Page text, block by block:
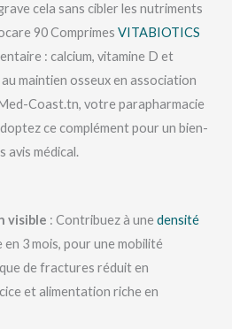
cela sans cibler les nutriments
90 Comprimes VITABIOTICS
: calcium, vitamine D et
maintien osseux en association
Coast.tn, votre parapharmacie
ce complément pour un bien-
avis médical.
visible : Contribuez à une densité
3 mois, pour une mobilité
de fractures réduit en
et alimentation riche en